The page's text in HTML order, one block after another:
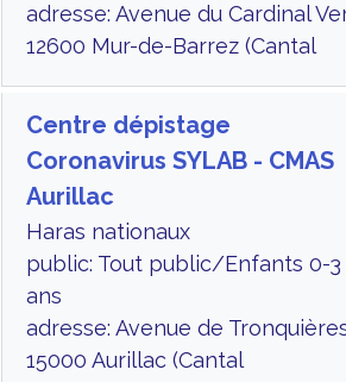
adresse: Avenue du Cardinal
12600 Mur-de-Barrez (Cantal
Centre dépistage
Coronavirus SYLAB - CMAS
Aurillac
Haras nationaux
public: Tout public/Enfants 0-3
ans
adresse: Avenue de
15000 Aurillac (Cantal